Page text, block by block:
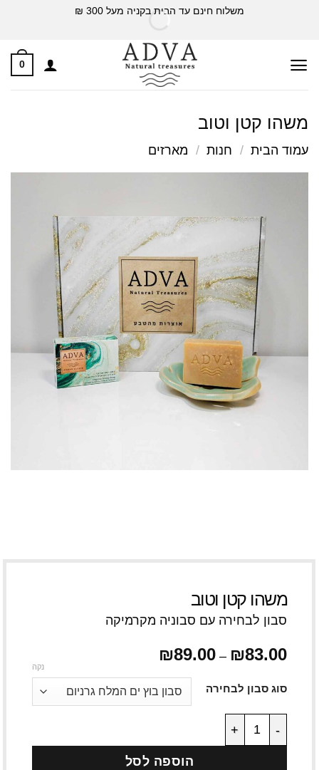
משלוח חינם עד הבית בקניה מעל 300 ₪
0
משהו קטן וטוב
עמוד הבית / חנות / מארזים
משהו קטן וטוב
סבון לבחירה עם סבוניה מקרמיקה
₪83.00
–
₪89.00
עד
סוג סבון לבחירה
נקה
כמות של משהו קטן וטוב
הוספה לסל